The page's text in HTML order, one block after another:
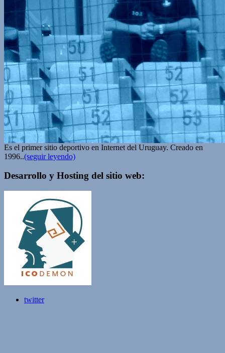
Es el primer sitio deportivo en Internet del Uruguay. Creado en
1996..(seguir leyendo)
Desarrollo y Hosting del sitio web:
twitter